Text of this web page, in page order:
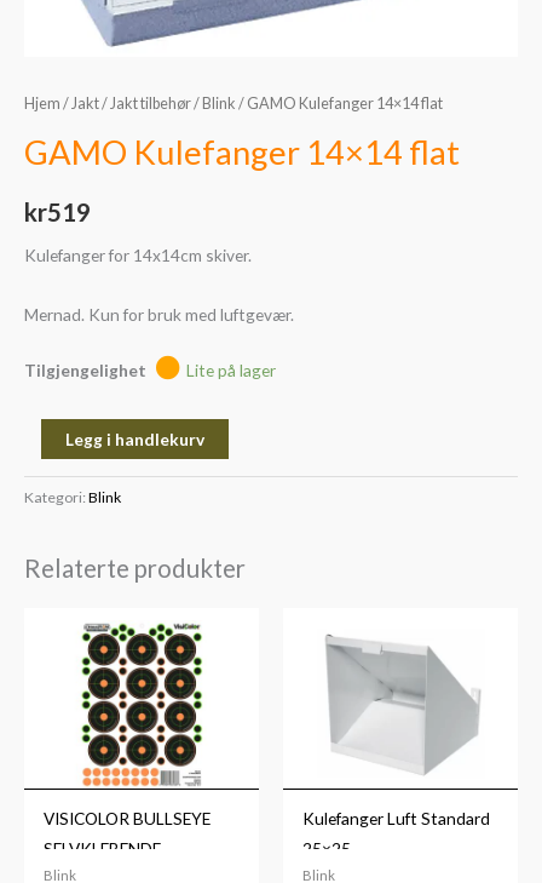
Hjem /Jakt/Jakt tilbehør/ Blink / GAMO Kulefanger 14×14 flat
GAMO Kulefanger 14×14 flat
kr519
Kulefanger for 14x14cm skiver.
Mernad. Kun for bruk med luftgevær.
Tilgjengelighet Lite på lager
Legg i handlekurv
Kategori: Blink
Relaterte produkter
VISICOLOR BULLSEYE
SELVKLEBENDE
Blink
Kulefanger Luft Standard
25×25
Blink